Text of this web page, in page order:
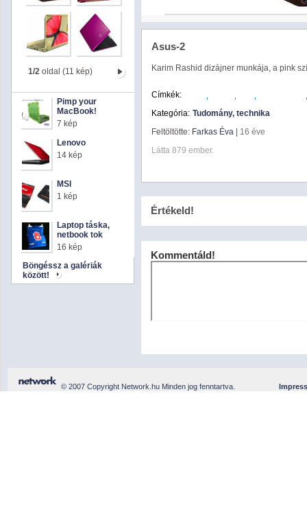
1/2 oldal (11 kép)
Pimp your
MacBook!
7 kép
Lenovo
14 kép
MSI
1 kép
Laptop táska,
netbook tok
16 kép
Böngéssz a galériák
között!
Asus-2
Karim Rashid dizájner munkája, a pink
Címkék:
Kategória: Tudomány, technika
Feltöltötte: Farkas Éva
16 éve
Látta 879 ember.
Értékeld!
Kommentáld!
© 2007 Copyright Network.hu Minden jog fenntartva.